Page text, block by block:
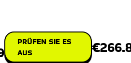
PRÜFEN SIE ES
AUS